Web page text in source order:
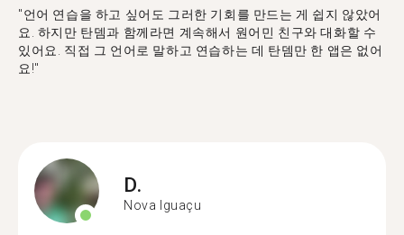
"언어 연습을 하고 싶어도 그러한 기회를 만드는 게 쉽지 않았어
요. 하지만 탄뎀과 함께라면 계속해서 원어민 친구와 대화할 수
있어요. 직접 그 언어로 말하고 연습하는 데 탄뎀만 한 앱은 없어
요!"
D.
Nova Iguaçu